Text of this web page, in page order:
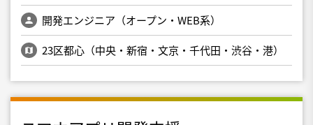
開発エンジニア（オープン・WEB系）
23区都心（中央・新宿・文京・千代田・渋谷・港）